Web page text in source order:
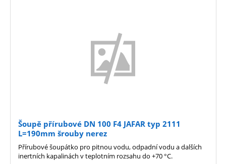
Šoupě přírubové DN 100 F4 JAFAR typ 2111
L=190mm šrouby nerez
Přírubové šoupátko pro pitnou vodu, odpadní vodu a dalších
inertních kapalinách v teplotním rozsahu do +70 °C.